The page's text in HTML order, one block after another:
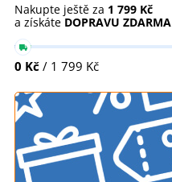
Nakupte ještě za 1 799 Kč
a získáte DOPRAVU ZDARMA
0 Kč / 1 799 Kč